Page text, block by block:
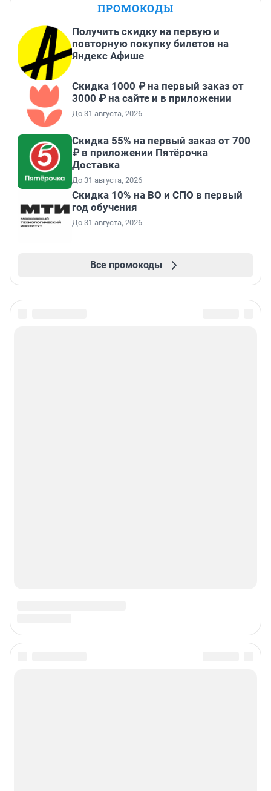
ПРОМОКОДЫ
Получить скидку на первую и
повторную покупку билетов на
Яндекс Афише
Скидка 1000 ₽ на первый заказ от
3000 ₽ на сайте и в приложении
До 31 августа, 2026
Скидка 55% на первый заказ от 700
₽ в приложении Пятёрочка
Доставка
До 31 августа, 2026
Скидка 10% на ВО и СПО в первый
год обучения
До 31 августа, 2026
Все промокоды